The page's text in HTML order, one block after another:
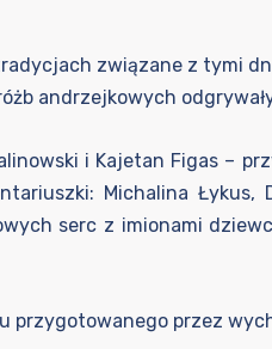
związane z tymi
andrzejkowych
i Kajetan Figas –
Michalina
serc z imionami
przygotowanego przez